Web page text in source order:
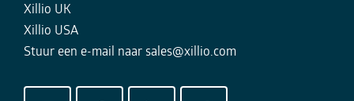
Xillio UK
Xillio USA
Stuur een e-mail naar sales@xillio.com